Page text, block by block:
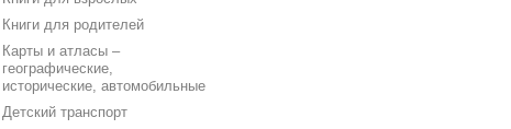
Книги для родителей
Карты и атласы –
географические,
исторические, автомобильные
Детский транспорт